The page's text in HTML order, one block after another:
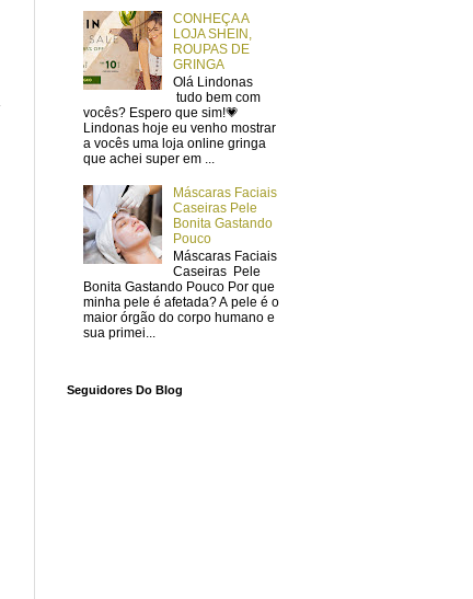
CONHEÇA A
LOJA SHEIN,
ROUPAS DE
GRINGA
Olá Lindonas
tudo bem com
vocês? Espero que sim!💗
Lindonas hoje eu venho mostrar
a vocês uma loja online gringa
que achei super em ...
Máscaras Faciais
Caseiras Pele
Bonita Gastando
Pouco
Máscaras Faciais
Caseiras Pele
Bonita Gastando Pouco Por que
minha pele é afetada? A pele é o
maior órgão do corpo humano e
sua primei...
Seguidores Do Blog